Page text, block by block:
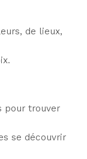
de lieux,
pour trouver
se découvrir